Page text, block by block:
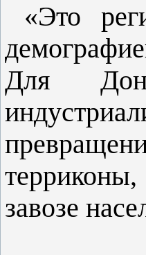
«Это
Для
завозе